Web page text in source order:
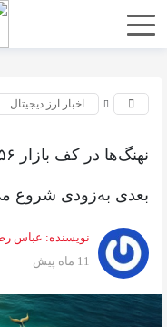
اخبار ارز دیجیتال
بعدی به‌زودی شروع
نویسنده: عباس
11 ماه پیش